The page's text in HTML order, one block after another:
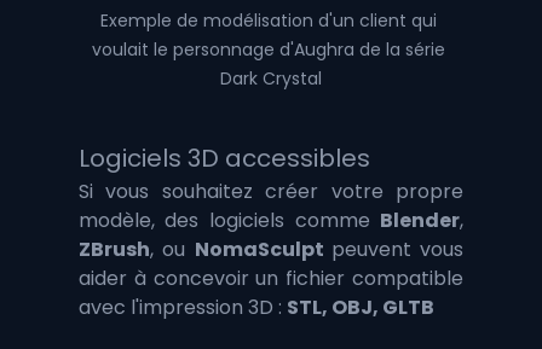
Exemple de modélisation d'un client qui
voulait le personnage d'Aughra de la série
Dark Crystal
Logiciels 3D accessibles
Si vous souhaitez créer votre propre
modèle, des logiciels comme Blender
ZBrush, ou NomaSculpt peuvent vous
aider à concevoir un fichier compatible
avec l'impression 3D : STL, OBJ, GLTB